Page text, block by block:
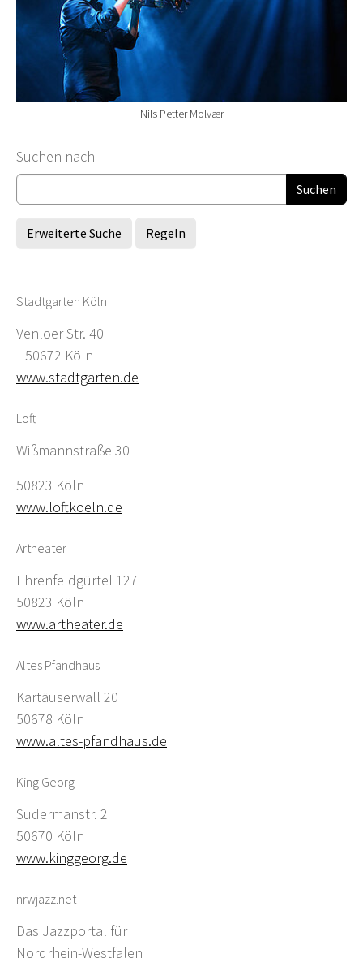
Nils Petter Molvær
Suchformular
Suchen nach
Erweiterte Suche Regeln
Stadtgarten Köln
Venloer Str. 40
50672 Köln
www.stadtgarten.de
Loft
Wißmannstraße 30
50823 Köln
www.loftkoeln.de
Artheater
Ehrenfeldgürtel 127
50823 Köln
www.artheater.de
Altes Pfandhaus
Kartäuserwall 20
50678 Köln
www.altes-pfandhaus.de
King Georg
Sudermanstr. 2
50670 Köln
www.kinggeorg.de
nrwjazz.net
Das Jazzportal für
Nordrhein-Westfalen